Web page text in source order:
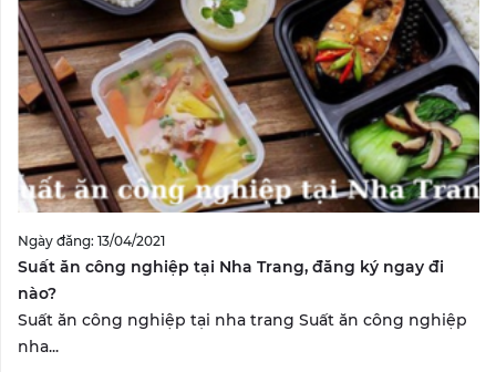
Ngày đăng: 13/04/2021
Suất ăn công nghiệp tại Nha Trang, đăng ký ngay đi
nào?
Suất ăn công nghiệp tại nha trang Suất ăn công nghiệp
nha...